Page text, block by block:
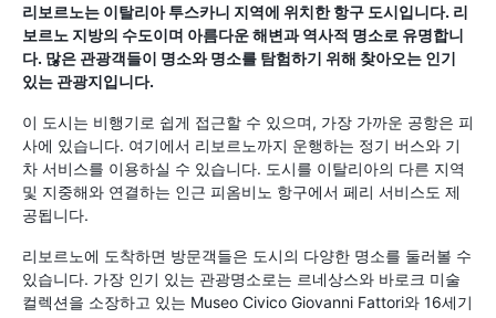
리보르노는 이탈리아 투스카니 지역에 위치한 항구 도시입니다. 리
보르노 지방의 수도이며 아름다운 해변과 역사적 명소로 유명합니
다. 많은 관광객들이 명소와 명소를 탐험하기 위해 찾아오는 인기
있는 관광지입니다.
이 도시는 비행기로 쉽게 접근할 수 있으며, 가장 가까운 공항은 피
사에 있습니다. 여기에서 리보르노까지 운행하는 정기 버스와 기
차 서비스를 이용하실 수 있습니다. 도시를 이탈리아의 다른 지역
및 지중해와 연결하는 인근 피옴비노 항구에서 페리 서비스도 제
공됩니다.
리보르노에 도착하면 방문객들은 도시의 다양한 명소를 둘러볼 수
있습니다. 가장 인기 있는 관광명소로는 르네상스와 바로크 미술
컬렉션을 소장하고 있는 Museo Civico Giovanni Fattori와 16세기